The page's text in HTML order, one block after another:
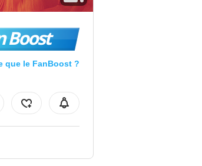
Boost
que le FanBoost ?